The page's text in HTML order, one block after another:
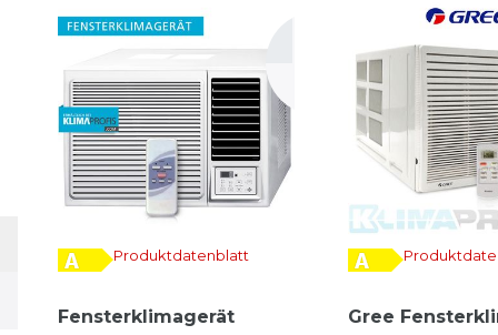
Produktdatenblatt
Fensterklimagerät
Gree